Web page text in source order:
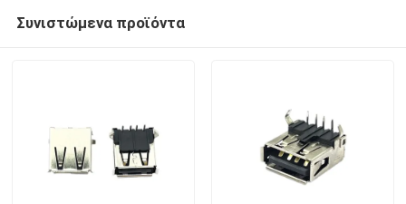
Συνιστώμενα προϊόντα